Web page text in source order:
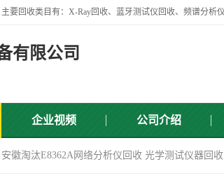
有限公司
企业视频 公司介绍
徽淘汰E8362A网络分析仪回收 光学测试仪器回收